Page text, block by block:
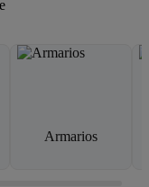
Armarios